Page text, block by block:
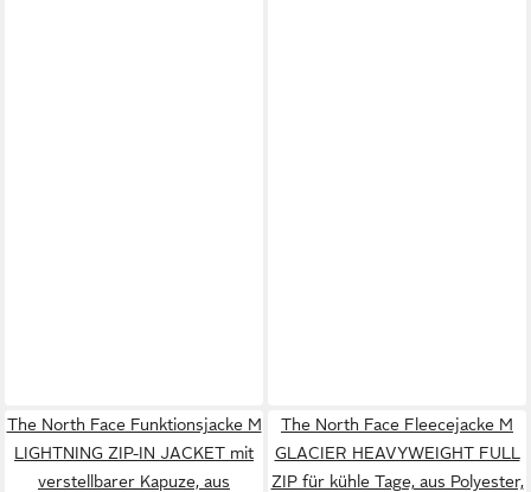
The North Face Funktionsjacke M
LIGHTNING ZIP-IN JACKET mit
verstellbarer Kapuze, aus
The North Face Fleecejacke M
GLACIER HEAVYWEIGHT FULL
ZIP für kühle Tage, aus Polyester,